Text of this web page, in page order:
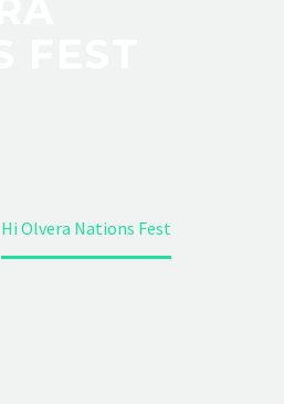
Hi Olvera Nations Fest